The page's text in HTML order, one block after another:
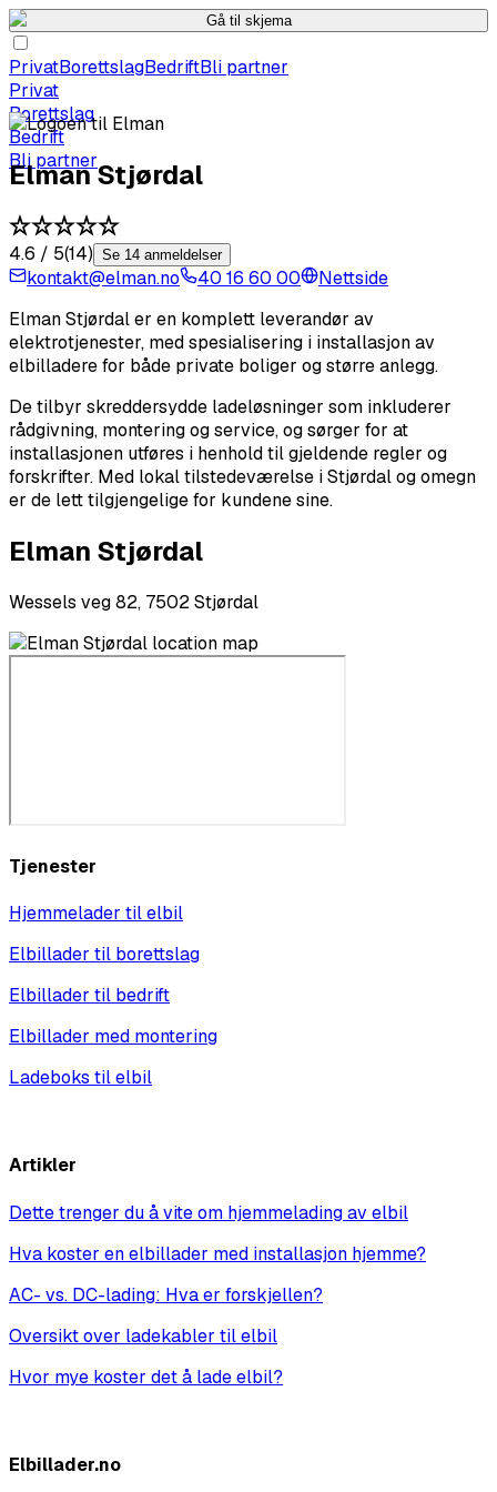
Gå til skjema
PrivatBorettslagBedriftBli partner
Privat
Borettslag
Bedrift
Bli partner
Elman Stjørdal
4.6 / 5(14) Se 14 anmeldelser
kontakt@elman.no 40 16 60 00
Nettside
Elman Stjørdal er en komplett leverandør av
elektrotjenester, med spesialisering i installasjon av
elbilladere for både private boliger og større anlegg.
De tilbyr skreddersydde ladeløsninger som inkluderer
rådgivning, montering og service, og sørger for at
installasjonen utføres i henhold til gjeldende regler og
forskrifter. Med lokal tilstedeværelse i Stjørdal og omegn
er de lett tilgjengelige for kundene sine.
Elman Stjørdal
Wessels veg 82, 7502 Stjørdal
Tjenester
Hjemmelader til elbil
Elbillader til borettslag
Elbillader til bedrift
Elbillader med montering
Ladeboks til elbil
Artikler
Dette trenger du å vite om hjemmelading av elbil
Hva koster en elbillader med installasjon hjemme?
AC- vs. DC-lading: Hva er forskjellen?
Oversikt over ladekabler til elbil
Hvor mye koster det å lade elbil?
Elbillader.no